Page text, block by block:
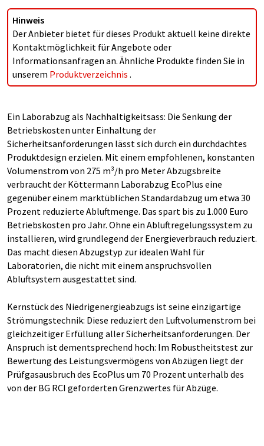
Hinweis
Der Anbieter bietet für dieses Produkt aktuell keine direkte
Kontaktmöglichkeit für Angebote oder
Informationsanfragen an. Ähnliche Produkte finden Sie in
unserem Produktverzeichnis .
Ein Laborabzug als Nachhaltigkeitsass: Die Senkung der
Betriebskosten unter Einhaltung der
Sicherheitsanforderungen lässt sich durch ein durchdachtes
Produktdesign erzielen. Mit einem empfohlenen, konstanten
Volumenstrom von 275 m³/h pro Meter Abzugsbreite
verbraucht der Köttermann Laborabzug EcoPlus eine
gegenüber einem marktüblichen Standardabzug um etwa 30
Prozent reduzierte Abluftmenge. Das spart bis zu 1.000 Euro
Betriebskosten pro Jahr. Ohne ein Abluftregelungssystem zu
installieren, wird grundlegend der Energieverbrauch reduziert.
Das macht diesen Abzugstyp zur idealen Wahl für
Laboratorien, die nicht mit einem anspruchsvollen
Abluftsystem ausgestattet sind.
Kernstück des Niedrigenergieabzugs ist seine einzigartige
Strömungstechnik: Diese reduziert den Luftvolumenstrom bei
gleichzeitiger Erfüllung aller Sicherheitsanforderungen. Der
Anspruch ist dementsprechend hoch: Im Robustheitstest zur
Bewertung des Leistungsvermögens von Abzügen liegt der
Prüfgasausbruch des EcoPlus um 70 Prozent unterhalb des
von der BG RCI geforderten Grenzwertes für Abzüge.